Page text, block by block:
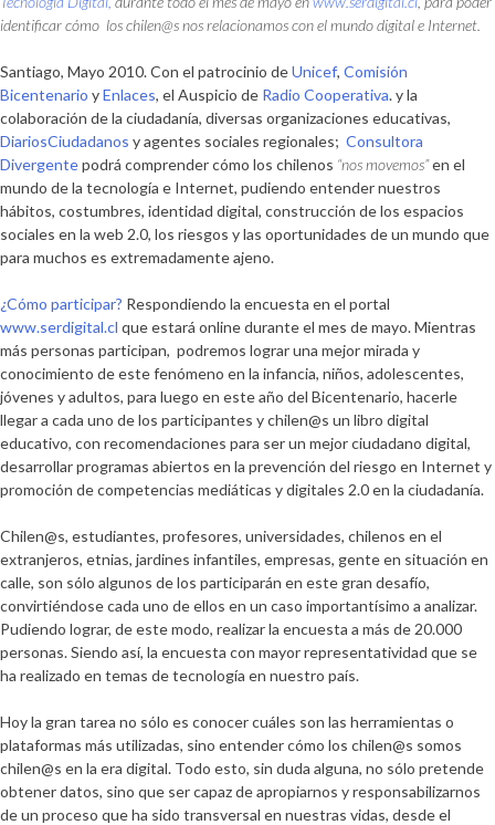
identificar cómo los chilen@s nos relacionamos con el mundo digital e Internet.
Santiago, Mayo 2010.Con el patrocinio deUnicef, Comisión
Bicentenario yEnlaces, el Auspicio de Radio Cooperativa. y la
colaboración de la ciudadanía, diversas organizaciones educativas,
DiariosCiudadanos y agentes sociales regionales; Consultora
Divergentepodrá comprender cómo los chilenos “nos movemos”en el
mundo de la tecnología e Internet, pudiendo entender nuestros
hábitos, costumbres, identidad digital, construcción de los espacios
sociales en la web 2.0, los riesgos y las oportunidades de un mundo que
para muchos es extremadamente ajeno.
¿Cómo participar? Respondiendo la encuesta en el portal
www.serdigital.cl que estará online durante el mes de mayo. Mientras
más personas participan, podremos lograr una mejor mirada y
conocimiento de este fenómeno en la infancia, niños, adolescentes,
jóvenes y adultos, para luego en este año del Bicentenario, hacerle
llegar a cada uno de los participantes y chilen@s un libro digital
educativo, con recomendaciones para ser un mejor ciudadano digital,
desarrollar programas abiertos en la prevención del riesgo en Internet y
promoción de competencias mediáticas y digitales 2.0 en la ciudadanía.
Chilen@s, estudiantes, profesores, universidades, chilenos en el
extranjeros, etnias, jardines infantiles, empresas, gente en situación en
calle, son sólo algunos de los participarán en este gran desafío,
convirtiéndose cada uno de ellos en un caso importantísimo a analizar.
Pudiendo lograr, de este modo, realizar la encuesta a más de 20.000
personas. Siendo así, la encuesta con mayor representatividad que se
ha realizado en temas de tecnología en nuestro país.
Hoy la gran tarea no sólo es conocer cuáles son las herramientas o
plataformas más utilizadas, sino entender cómo los chilen@s somos
chilen@s en la era digital. Todo esto, sin duda alguna, no sólo pretende
obtener datos, sino que ser capaz de apropiarnos y responsabilizarnos
de un proceso que ha sido transversal en nuestras vidas, desde el